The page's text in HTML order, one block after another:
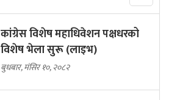
कांग्रेस विशेष महाधिवेशन पक्षधरको
विशेष भेला सुरू (लाइभ)
बुधबार, मंसिर १०, २०८२